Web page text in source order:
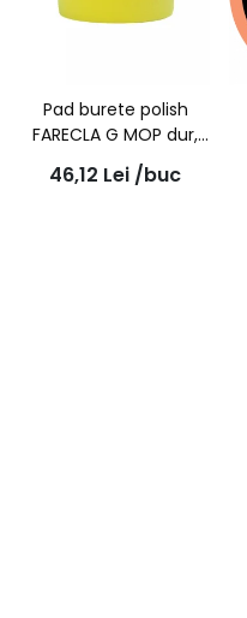
Pad burete polish
FARECLA G MOP dur,
galben 150mm cu
prindere M-14,
46,12 Lei /buc